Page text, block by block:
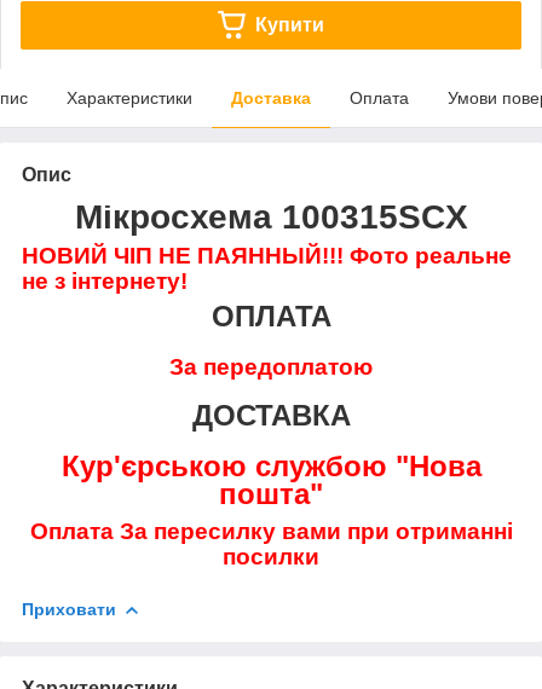
Купити
Характеристики Доставка Оплата Умови
Опис
Мікросхема 100315SCX
НОВИЙ ЧІП НЕ ПАЯННЫЙ!!! Фото реальне
не з інтернету!
ОПЛАТА
За передоплатою
ДОСТАВКА
Кур'єрською службою "Нова
пошта"
Оплата За пересилку вами при отриманні
посилки
Приховати